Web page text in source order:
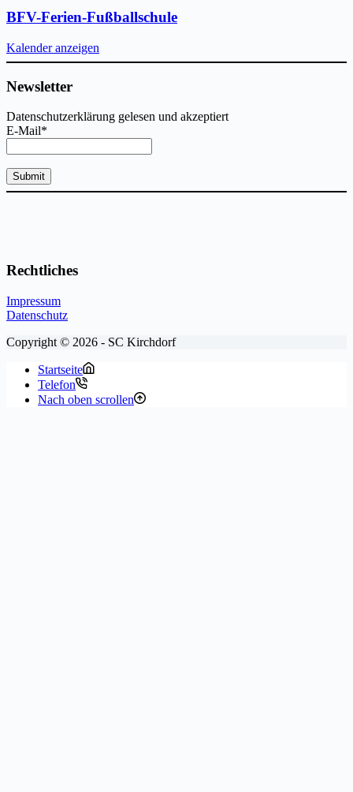
BFV-Ferien-Fußballschule
Kalender anzeigen
Newsletter
Datenschutzerklärung gelesen und akzeptiert
E-Mail*
Rechtliches
Impressum
Datenschutz
Copyright © 2026 - SC Kirchdorf
Startseite
Telefon
Nach oben scrollen